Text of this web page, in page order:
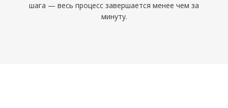
шага — весь процесс завершается менее чем за
минуту.